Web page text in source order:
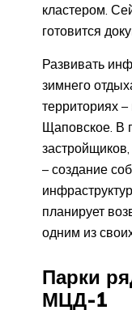
кластером.
готовится
Развивать
зимнего
территориях
Щаповское. В
– создание
планирует
одним из
Парки
МЦД-1